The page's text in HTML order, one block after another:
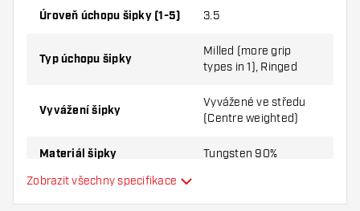
v sadě.
Úroveň úchopu šipky (1-5) 3.5
Typ úchopu šipky
Milled (more grip
types in 1), Ringed
Vyvážení šipky
Vyvážené ve středu
(Centre weighted)
Materiál šipky Tungsten 90%
Úchop nosu šipky
Zobrazit všechny specifikace